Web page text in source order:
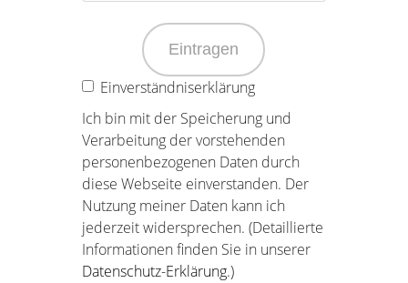
Eintragen
Einverständniserklärung
Ich bin mit der Speicherung und
Verarbeitung der vorstehenden
personenbezogenen Daten durch
diese Webseite einverstanden. Der
Nutzung meiner Daten kann ich
jederzeit widersprechen. (Detaillierte
Informationen finden Sie in unserer
Datenschutz-Erklärung.)